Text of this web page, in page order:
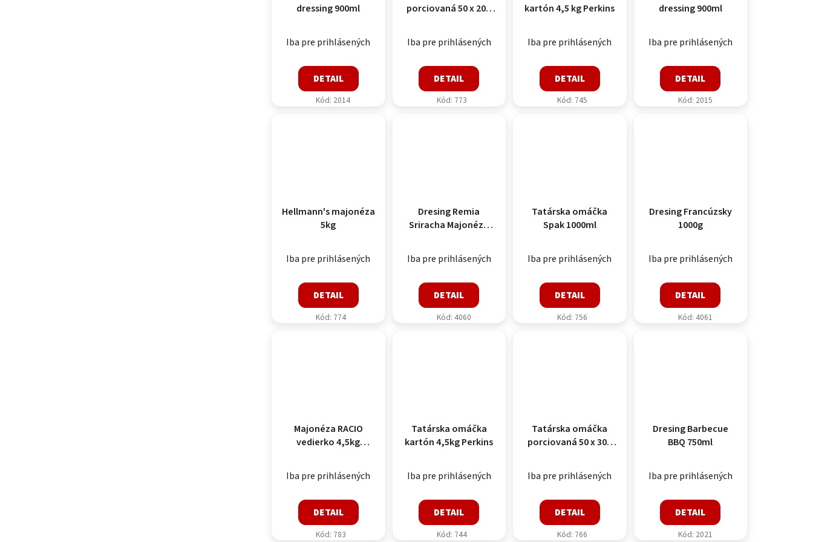
dressing 900ml
Iba pre prihlásených
DETAIL
Kód: 2014
porciovaná 50 x 20g
Iba pre prihlásených
DETAIL
Kód: 773
kartón 4,5 kg Perkins
Iba pre prihlásených
DETAIL
Kód: 745
dressing 900ml
Iba pre prihlásených
DETAIL
Kód: 2015
Hellmann's majonéza
5kg
Iba pre prihlásených
DETAIL
Kód: 774
Dresing Remia
Sriracha Majonéza
Iba pre prihlásených
DETAIL
Kód: 4060
Tatárska omáčka
Spak 1000ml
Iba pre prihlásených
DETAIL
Kód: 756
Dresing Francúzsky
1000g
Iba pre prihlásených
DETAIL
Kód: 4061
Majonéza RACIO
vedierko 4,5kg
Iba pre prihlásených
DETAIL
Kód: 783
Tatárska omáčka
kartón 4,5kg Perkins
Iba pre prihlásených
DETAIL
Kód: 744
Tatárska omáčka
porciovaná 50 x 30g
Iba pre prihlásených
DETAIL
Kód: 766
Dresing Barbecue
BBQ 750ml
Iba pre prihlásených
DETAIL
Kód: 2021